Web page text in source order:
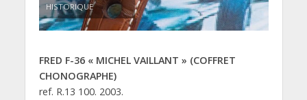
HISTORIQUE
FRED F-36 « MICHEL VAILLANT » (COFFRET
CHONOGRAPHE)
ref. R.13 100. 2003.